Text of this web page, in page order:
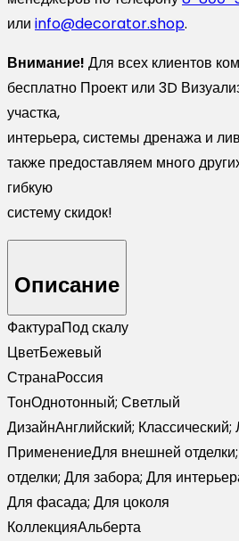
или info@decorator.shop.
Внимание! Для всех клиентов
бесплатно Проект или 3D
участка,
интерьера, системы дренажа и
также предоставляем много
гибкую
систему скидок!
Описание
ФактураПод скалу
ЦветБежевый
СтранаРоссия
ТонОднотонный; Светлый
ДизайнАнглийский;
ПрименениеДля внешней
отделки; Для забора; Для
Для фасада; Для цоколя
КоллекцияАльберта